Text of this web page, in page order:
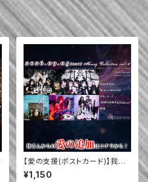
【愛の支援(ポストカード)】我我
/ CHAIN THE RIOT 已己巳己
(名古屋) / ゆるっと～！ / Ms.R
¥1,150